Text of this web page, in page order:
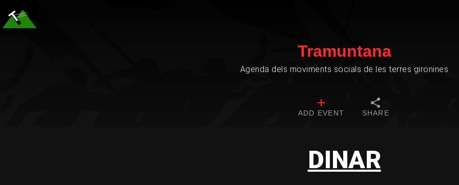
Tramuntana
Agenda dels moviments socials de les terres gironines
ADD EVENT SHARE
DINAR